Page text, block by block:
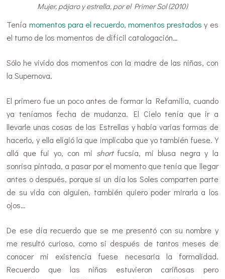
Mujer, pájaro y estrella, por el Primer Sol (2010)
Tenía momentos para el recuerdo,momentos prestados y es
el turno de los momentos de difícil catalogación…
Sólo he vivido dos momentos con la madre de las niñas, con
la Supernova.
El primero fue un poco antes de formar la Refamilia, cuando
ya teníamos fecha de mudanza. El Cielo tenía que ir a
llevarle unas cosas de las Estrellas y había varias formas de
hacerlo, y ella eligió la que implicaba que yo también fuese. Y
allá que fui yo, con mi short fucsia, mi blusa negra y la
sonrisa pintada, a pasar por el momento que tenía que llegar
antes o después, porque si un día los Soles comparten parte
de su vida con alguien, también quiero poder mirarla a los
ojos…
De ese día recuerdo que se me presentó con su nombre y
me resultó curioso, como si después de tantos meses de
conocer mi existencia fuese necesaria la formalidad.
Recuerdo que las niñas estuvieron cariñosas pero